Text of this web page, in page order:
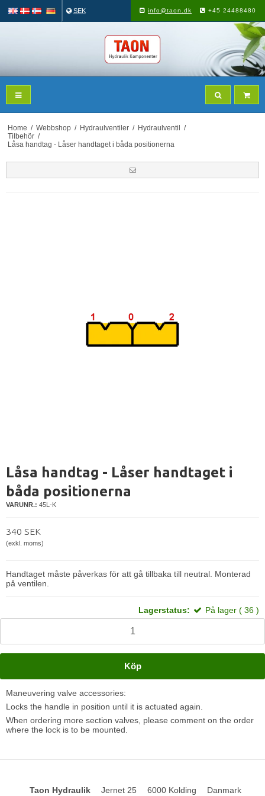
SEK info@taon.dk +45 24488480
Home / Webbshop / Hydraulventiler / Hydraulventil
/
Tilbehör /
Låsa handtag - Låser handtaget i båda positionerna
Låsa handtag - Låser handtaget i
båda positionerna
VARUNR.: 45L-K
340 SEK
(exkl. moms)
Handtaget måste påverkas för att gå tillbaka till neutral. Monterad
på ventilen.
Lagerstatus: På lager ( 36 )
Köp
Maneuvering valve accessories:
Locks the handle in position until it is actuated again.
When ordering more section valves, please comment on the order
where the lock is to be mounted.
Taon Hydraulik Jernet 25 6000 Kolding Danmark